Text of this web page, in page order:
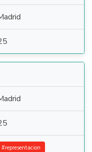
#representacion